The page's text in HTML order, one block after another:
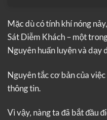
Mặc dù có tính khí nóng
Sát Diễm Khách – một
Nguyên huấn luyện và dạy
Nguyên tắc cơ bản của
thông tin.
Vì vậy, nàng ta đã bắt đầu